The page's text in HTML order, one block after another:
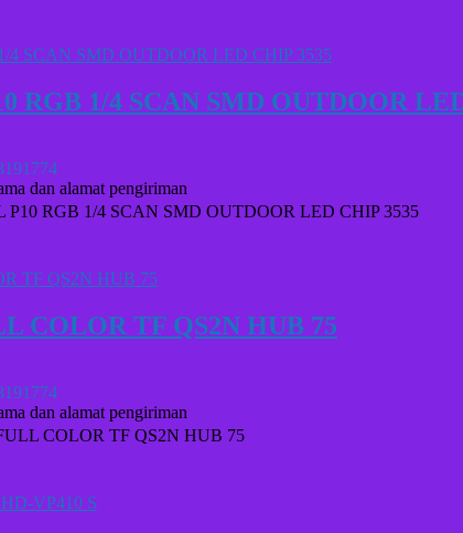
RGB 1/4 SCAN SMD OUTDOOR
dan alamat pengiriman
P10 RGB 1/4 SCAN SMD OUTDOOR LED CHIP 3535
COLOR TF QS2N HUB 75
dan alamat pengiriman
COLOR TF QS2N HUB 75